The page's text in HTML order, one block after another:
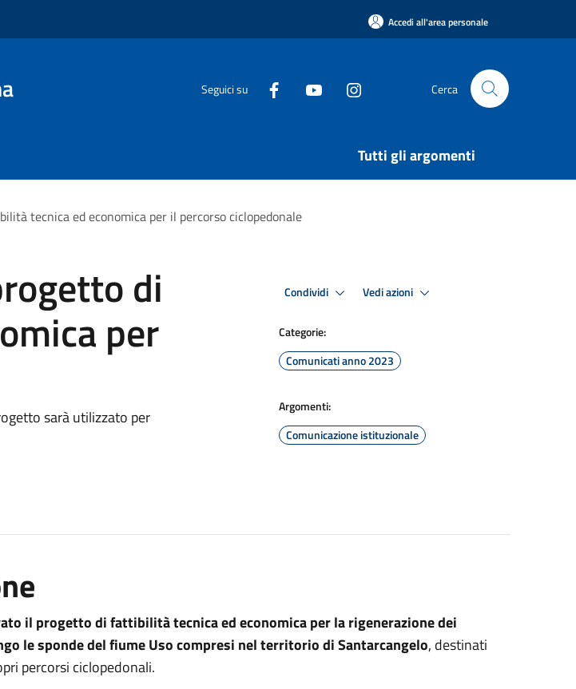
Accedi all'area personale
Seguici su Cerca
Tutti gli argomenti
tecnica ed economica per il percorso ciclopedonale
di
per
sarà utilizzato per
Condividi Vedi azioni
Categorie:
Comunicati anno 2023
Argomenti:
Comunicazione istituzionale
il progetto di fattibilità tecnica ed economica per la rigenerazione dei
le sponde del fiume Uso compresi nel territorio di Santarcangelo, destinati
percorsi ciclopedonali.